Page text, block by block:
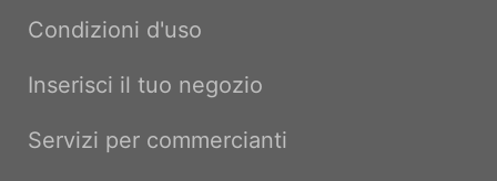
Condizioni d'uso
Inserisci il tuo negozio
Servizi per commercianti